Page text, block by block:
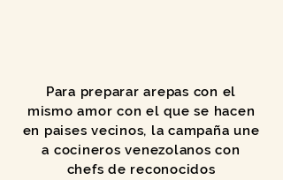
Para preparar arepas con el
mismo amor con el que se hacen
en paises vecinos, la campaña une
a cocineros venezolanos con
chefs de reconocidos